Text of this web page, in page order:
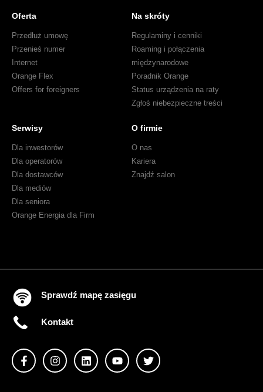
Orange
Oferta
Przedłuż umowę
Przenieś numer
Internet
Orange Flex
Offers for foreigners
Na skróty
Regulaminy i cenniki
Roaming i połączenia
międzynarodowe
Poradnik Orange
Status urządzenia na raty
Zgłoś niebezpieczne treści
Serwisy
Dla inwestorów
Dla operatorów
Dla dostawców
Dla mediów
Dla seniora
Orange Energia dla Firm
O firmie
O nas
Kariera
Znajdź salon
Sprawdź mapę zasięgu
Kontakt